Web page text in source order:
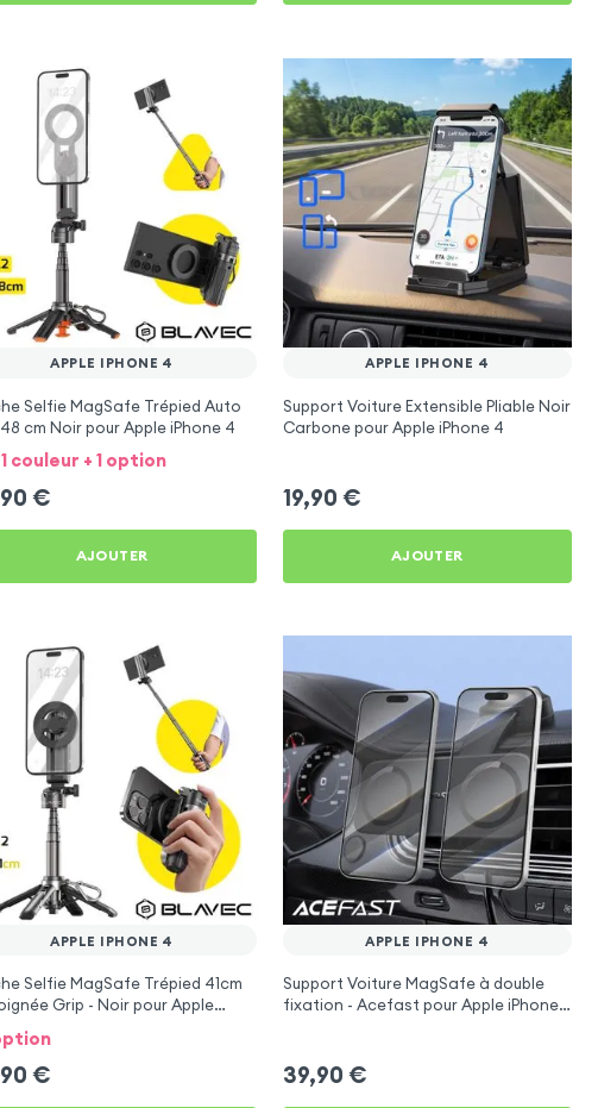
APPLE IPHONE 4
Selfie MagSafe Trépied Auto
cm Noir pour Apple iPhone 4
1 couleur + 1 option
€
AJOUTER
APPLE IPHONE 4
Support Voiture Extensible Pliable Noir
Carbone pour Apple iPhone 4
19,90 €
AJOUTER
APPLE IPHONE 4
Selfie MagSafe Trépied 41cm
Grip - Noir pour Apple
4
€
APPLE IPHONE 4
Support Voiture MagSafe à double
fixation - Acefast pour Apple iPhone
39,90 €